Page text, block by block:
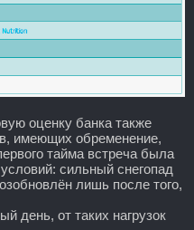
оценку банка также
имеющих обременение,
тайма встреча была
сильный снегопад
лишь после того,
день, от таких нагрузок